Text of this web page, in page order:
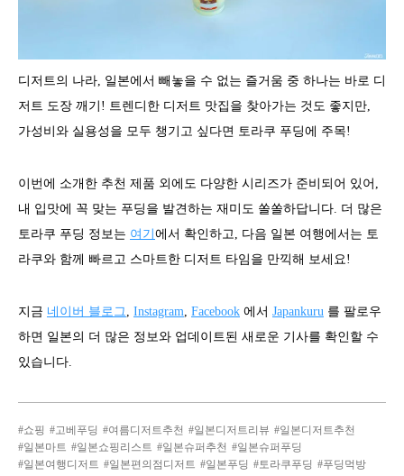
디저트의 나라, 일본에서 빼놓을 수 없는 즐거움 중 하나는 바로 디
저트 도장 깨기! 트렌디한 디저트 맛집을 찾아가는 것도 좋지만,
가성비와 실용성을 모두 챙기고 싶다면 토라쿠 푸딩에 주목!
이번에 소개한 추천 제품 외에도 다양한 시리즈가 준비되어 있어,
내 입맛에 꼭 맞는 푸딩을 발견하는 재미도 쏠쏠하답니다. 더 많은
토라쿠 푸딩 정보는 여기에서 확인하고, 다음 일본 여행에서는 토
라쿠와 함께 빠르고 스마트한 디저트 타임을 만끽해 보세요!
지금 네이버 블로그 Instagram Facebook 에서 Japankuru 를 팔로우
하면 일본의 더 많은 정보와 업데이트된 새로운 기사를 확인할 수
있습니다.
쇼핑 고베푸딩 여름디저트추천 일본디저트리뷰
일본디저트추천
일본마트
일본쇼핑리스트 일본슈퍼추천
일본슈퍼푸딩
일본여행디저트
일본편의점디저트 일본푸딩 토라쿠푸딩 푸딩먹방